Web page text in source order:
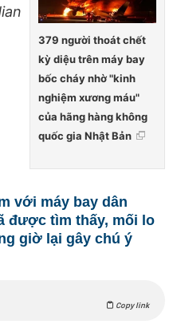
379 người thoát chết
kỳ diệu trên máy bay
bốc cháy nhờ "kinh
nghiệm xương máu"
của hãng hàng không
quốc gia Nhật Bản
với máy bay dân
được tìm thấy, mối lo
giờ lại gây chú ý
Copy link